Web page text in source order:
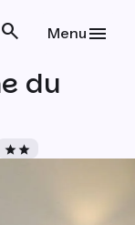
Menu
du